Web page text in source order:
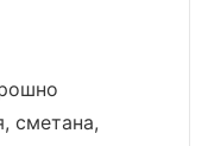
сметана,